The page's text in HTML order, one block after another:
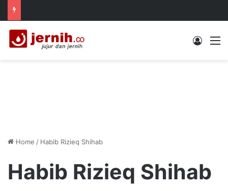
Log In
Home / Habib Rizieq Shihab
Habib Rizieq Shihab